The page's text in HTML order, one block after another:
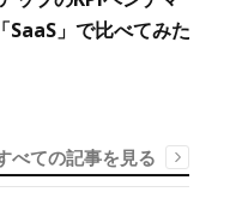
SaaS」で比べてみた
べての記事を見る